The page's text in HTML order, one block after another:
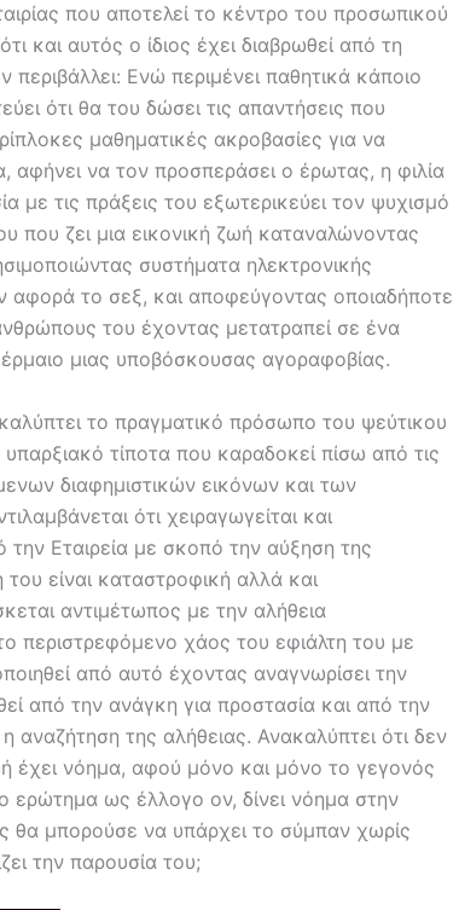
που αποτελεί το κέντρο του προσωπικού
και αυτός ο ίδιος έχει διαβρωθεί από τη
περιβάλλει: Ενώ περιμένει παθητικά κάποιο
ότι θα του δώσει τις απαντήσεις που
μαθηματικές ακροβασίες για να
αφήνει να τον προσπεράσει ο έρωτας, η φιλία
με τις πράξεις του εξωτερικεύει τον ψυχισμό
που ζει μια εικονική ζωή καταναλώνοντας
συστήματα ηλεκτρονικής
αφορά το σεξ, και αποφεύγοντας οποιαδήποτε
του έχοντας μετατραπεί σε ένα
μιας υποβόσκουσας αγοραφοβίας.
το πραγματικό πρόσωπο του ψεύτικου
τίποτα που καραδοκεί πίσω από τις
διαφημιστικών εικόνων και των
ότι χειραγωγείται και
την Εταιρεία με σκοπό την αύξηση της
είναι καταστροφική αλλά και
αντιμέτωπος με την αλήθεια
περιστρεφόμενο χάος του εφιάλτη του με
από αυτό έχοντας αναγνωρίσει την
από την ανάγκη για προστασία και από την
της αλήθειας. Ανακαλύπτει ότι δεν
έχει νόημα, αφού μόνο και μόνο το γεγονός
ερώτημα ως έλλογο ον, δίνει νόημα στην
μπορούσε να υπάρχει το σύμπαν χωρίς
την παρουσία του;